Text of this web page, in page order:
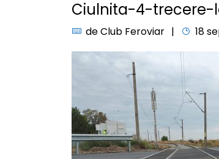
Ciulnita-4-trecere-
deClub Feroviar 18